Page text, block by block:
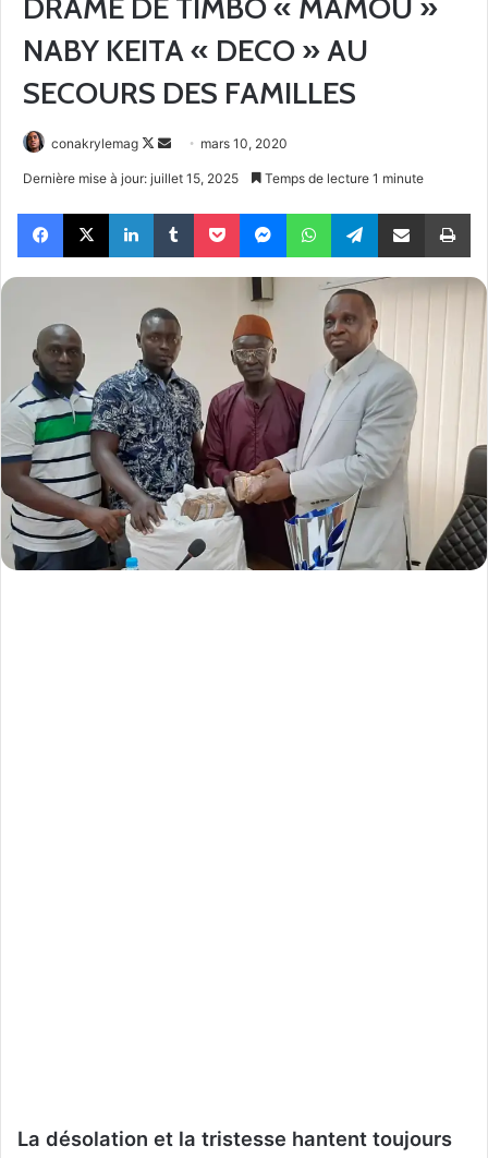
DRAME DE TIMBO « MAMOU »
NABY KEITA « DECO » AU
SECOURS DES FAMILLES
conakrylemag
Follow
Envoyermars 10, 2020
Dernière mise à jour: juillet 15, 2025 Temps de lecture 1 minute
Facebook
X LinkedinTumblrPocketMessengerWhatsAppTelegramPartager par email
La désolation et la tristesse hantent toujours